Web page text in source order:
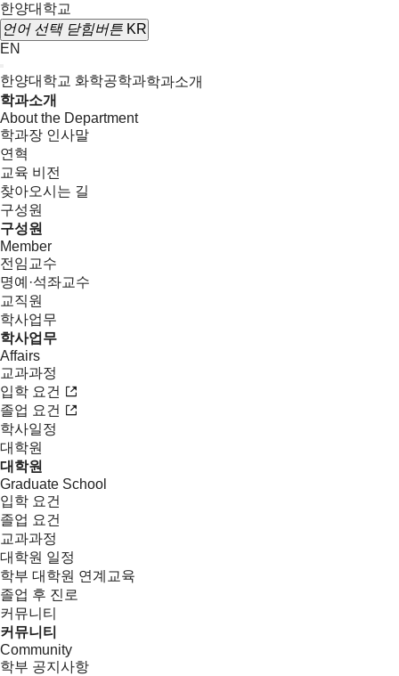
한양대학교
언어 선택 닫힘버튼 KR
EN
한양대학교 화학공학과학과소개
학과소개
About the Department
학과장 인사말
연혁
교육 비전
찾아오시는 길
구성원
구성원
Member
전임교수
명예·석좌교수
교직원
학사업무
학사업무
Affairs
교과과정
입학 요건
졸업 요건
학사일정
대학원
대학원
Graduate School
입학 요건
졸업 요건
교과과정
대학원 일정
학부 대학원 연계교육
졸업 후 진로
커뮤니티
커뮤니티
Community
학부 공지사항